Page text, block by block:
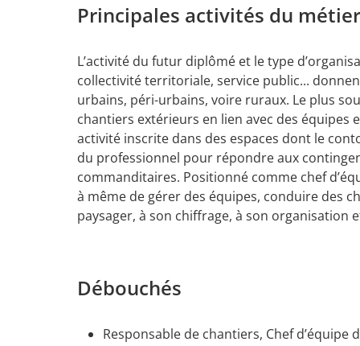
Principales activités du métier
L’activité du futur diplômé et le type
collectivité territoriale, service public...
urbains, péri-urbains, voire ruraux. Le plus
chantiers extérieurs en lien avec des équipes
activité inscrite dans des espaces dont le
du professionnel pour répondre aux
commanditaires. Positionné comme chef
à même de gérer des équipes, conduire des
paysager, à son chiffrage, à son organisation
Débouchés
Responsable de chantiers, Chef d’équipe